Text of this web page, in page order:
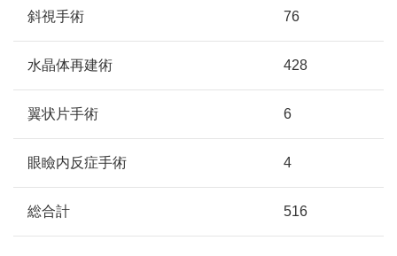
斜視手術 76
水晶体再建術 428
翼状片手術 6
眼瞼内反症手術 4
総合計 516